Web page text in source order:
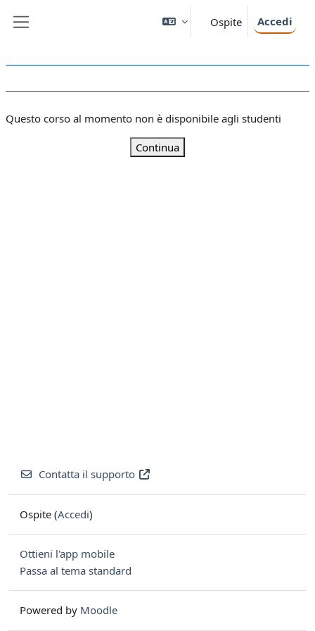
Ospite Accedi
Questo corso al momento non è disponibile agli studenti
Continua
Contatta il supporto
Ospite (Accedi)
Ottieni l'app mobile
Passa al tema standard
Powered by Moodle